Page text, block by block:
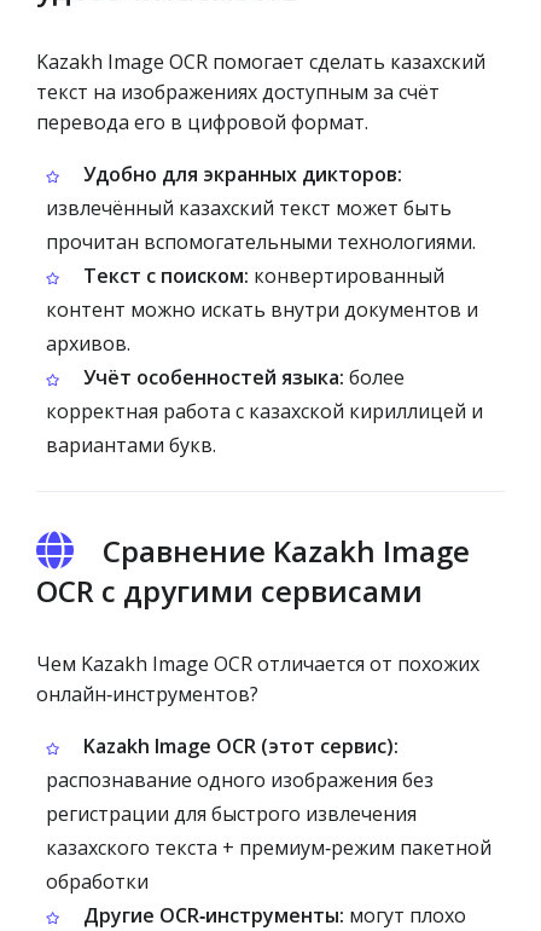
Kazakh Image OCR помогает сделать казахский
текст на изображениях доступным за счёт
перевода его в цифровой формат.
Удобно для экранных дикторов:
извлечённый казахский текст может быть
прочитан вспомогательными технологиями.
Текст с поиском: конвертированный
контент можно искать внутри документов и
архивов.
Учёт особенностей языка: более
корректная работа с казахской кириллицей и
вариантами букв.
Сравнение Kazakh Image
OCR с другими сервисами
Чем Kazakh Image OCR отличается от похожих
онлайн‑инструментов?
Kazakh Image OCR (этот сервис):
распознавание одного изображения без
регистрации для быстрого извлечения
казахского текста + премиум‑режим пакетной
обработки
Другие OCR‑инструменты: могут плохо